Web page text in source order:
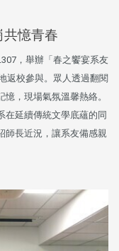
共憶青春
，舉辦「春之饗宴系友
返校參與。眾人透過翻閱
，現場氣氛溫馨熱絡。
在延續傳統文學底蘊的同
師長近況，讓系友備感親